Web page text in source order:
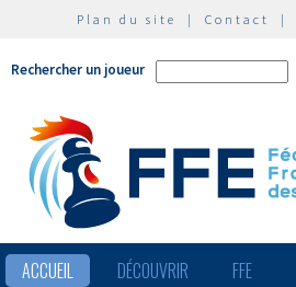
Plan du site | Contact |
Rechercher un joueur
ACCUEIL DÉCOUVRIR FFE